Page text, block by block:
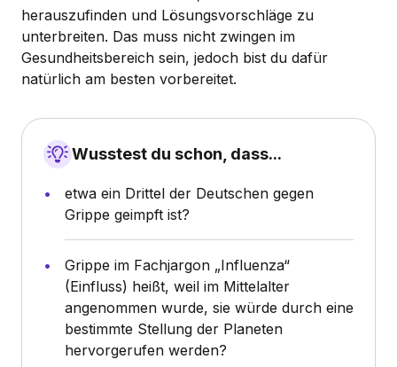
herauszufinden und Lösungsvorschläge zu
unterbreiten. Das muss nicht zwingen im
Gesundheitsbereich sein, jedoch bist du dafür
natürlich am besten vorbereitet.
Wusstest du schon, dass...
etwa ein Drittel der Deutschen gegen
Grippe geimpft ist?
Grippe im Fachjargon „Influenza“
(Einfluss) heißt, weil im Mittelalter
angenommen wurde, sie würde durch eine
bestimmte Stellung der Planeten
hervorgerufen werden?